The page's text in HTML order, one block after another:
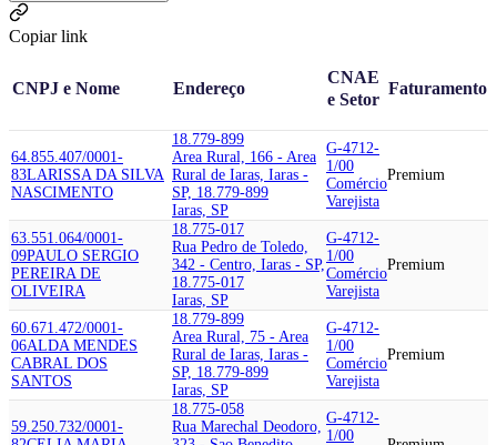
Copiar link
CNPJ e Nome Endereço
CNAE
e Setor
Faturamento
64.855.407/0001-
83LARISSA DA SILVA
NASCIMENTO
18.779-899
Area Rural, 166 - Area
Rural de Iaras, Iaras -
SP, 18.779-899
Iaras, SP
G-4712-
1/00
Comércio
Varejista
Premium
63.551.064/0001-
09PAULO SERGIO
PEREIRA DE
OLIVEIRA
18.775-017
Rua Pedro de Toledo,
342 - Centro, Iaras - SP,
18.775-017
Iaras, SP
G-4712-
1/00
Comércio
Varejista
Premium
60.671.472/0001-
06ALDA MENDES
CABRAL DOS
SANTOS
18.779-899
Area Rural, 75 - Area
Rural de Iaras, Iaras -
SP, 18.779-899
Iaras, SP
G-4712-
1/00
Comércio
Varejista
Premium
59.250.732/0001-
18.775-058
Rua Marechal Deodoro,
G-4712-
1/00